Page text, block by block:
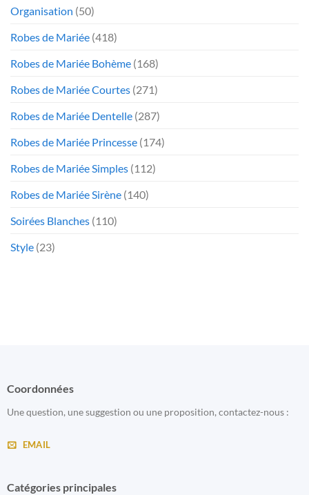
Organisation (50)
Robes de Mariée (418)
Robes de Mariée Bohème (168)
Robes de Mariée Courtes (271)
Robes de Mariée Dentelle (287)
Robes de Mariée Princesse (174)
Robes de Mariée Simples (112)
Robes de Mariée Sirène (140)
Soirées Blanches (110)
Style (23)
Coordonnées
Une question, une suggestion ou une proposition, contactez-nous :
EMAIL
Catégories principales